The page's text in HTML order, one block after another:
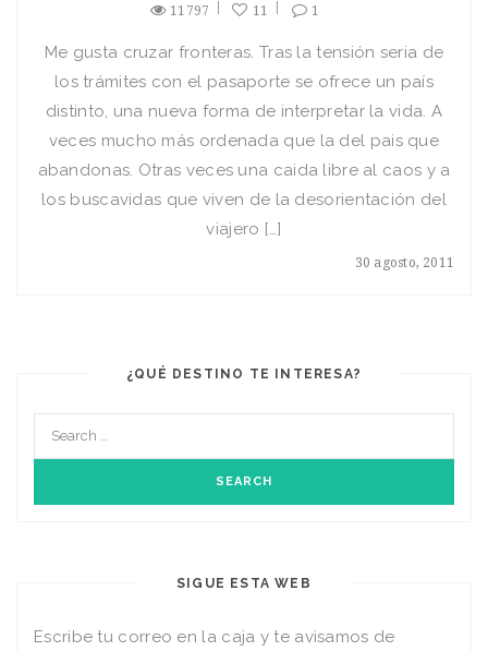
11797 11 1
30 agosto, 2011
Me gusta cruzar fronteras. Tras la tensión seria de
los trámites con el pasaporte se ofrece un país
distinto, una nueva forma de interpretar la vida. A
veces mucho más ordenada que la del pais que
abandonas. Otras veces una caida libre al caos y a
los buscavidas que viven de la desorientación del
viajero […]
¿QUÉ DESTINO TE INTERESA?
SIGUE ESTA WEB
Escribe tu correo en la caja y te avisamos de